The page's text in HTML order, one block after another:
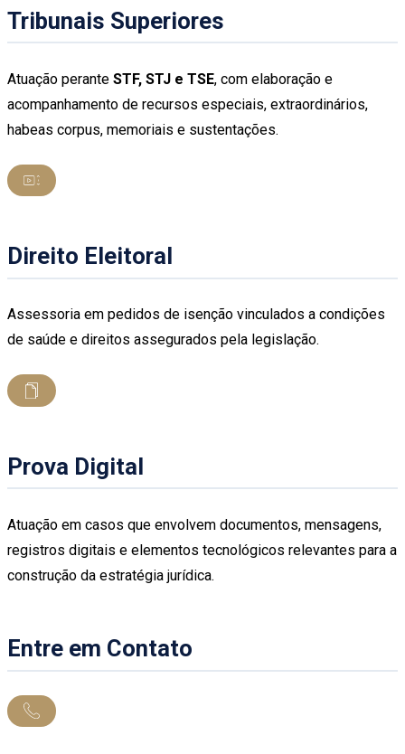
Tribunais Superiores
Atuação perante STF, STJ e TSE, com elaboração e
acompanhamento de recursos especiais, extraordinários,
habeas corpus, memoriais e sustentações.
Direito Eleitoral
Assessoria em pedidos de isenção vinculados a condições
de saúde e direitos assegurados pela legislação.
Prova Digital
Atuação em casos que envolvem documentos, mensagens,
registros digitais e elementos tecnológicos relevantes para a
construção da estratégia jurídica.
Entre em Contato